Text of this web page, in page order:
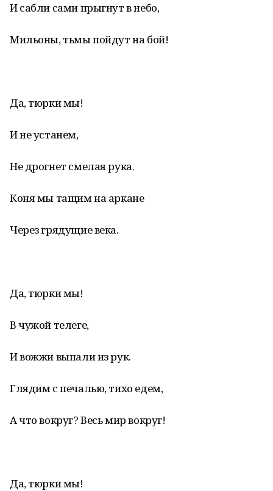
И сабли сами прыгнут в небо,
Мильоны, тьмы пойдут на бой!
Да, тюрки мы!
И не устанем,
Не дрогнет смелая рука.
Коня мы тащим на аркане
Через грядущие века.
Да, тюрки мы!
В чужой телеге,
И вожжи выпали из рук.
Глядим с печалью, тихо едем,
А что вокруг? Весь мир вокруг!
Да, тюрки мы!